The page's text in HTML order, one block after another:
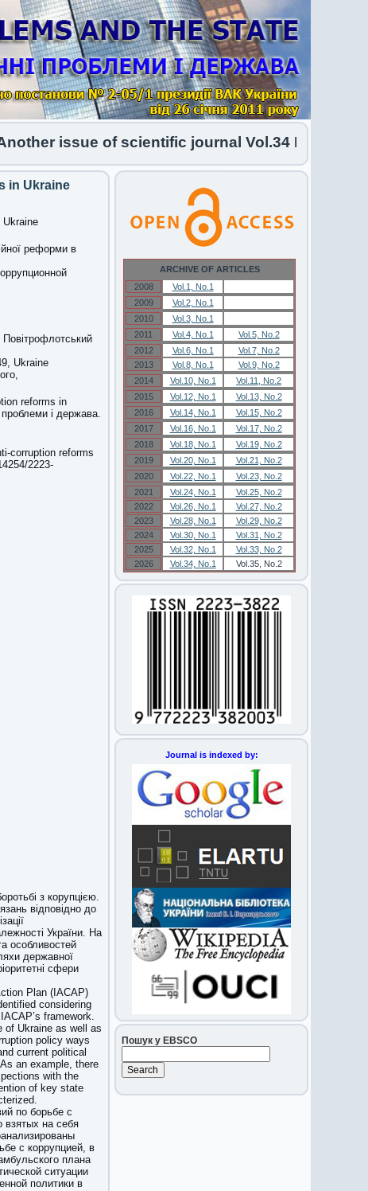
issue of scientific journal Vol.34 No.1 2026
in Ukraine
Ukraine
реформи в
Повітрофлотський
Ukraine
reforms in
і держава.
corruption reforms
2223-
з корупцією.
відповідно до
України. На
особливостей
державної
сфери
Plan (IACAP)
considering
framework.
of Ukraine as well as
policy ways
current political
an example, there
with the
of key state
по борьбе с
взятых на себя
с коррупцией, в
плана
ситуации
политики в
ARCHIVE OF ARTICLES
2008
Vol.1, No.1
2009
Vol.2, No.1
2010
Vol.3, No.1
2011
Vol.4, No.1
Vol.5, No.2
2012
Vol.6, No.1
Vol.7, No.2
2013
Vol.8, No.1
Vol.9, No.2
2014
Vol.10, No.1
Vol.11, No.2
2015
Vol.12, No.1
Vol.13, No.2
2016
Vol.14, No.1
Vol.15, No.2
2017
Vol.16, No.1
Vol.17, No.2
2018
Vol.18, No.1
Vol.19, No.2
2019
Vol.20, No.1
Vol.21, No.2
2020
Vol.22, No.1
Vol.23, No.2
2021
Vol.24, No.1
Vol.25, No.2
2022
Vol.26, No.1
Vol.27, No.2
2023
Vol.28, No.1
Vol.29, No.2
2024
Vol.30, No.1
Vol.31, No.2
2025
Vol.32, No.1
Vol.33, No.2
2026
Vol.34, No.1 Vol.35, No.2
Journal is indexed by:
Пошук у EBSCO